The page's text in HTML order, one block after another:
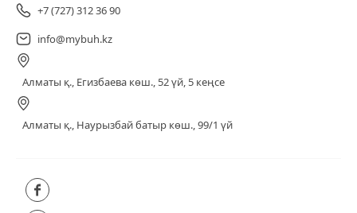
+7 (727) 312 36 90
info@mybuh.kz
Алматы қ., Егизбаева көш., 52 үй, 5 кеңсе
Алматы қ., Наурызбай батыр көш., 99/1 үй